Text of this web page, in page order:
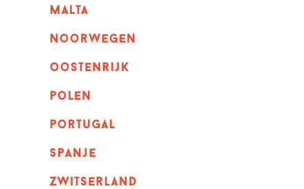
malta
noorwegen
oostenrijk
polen
portugal
spanje
zwitserland